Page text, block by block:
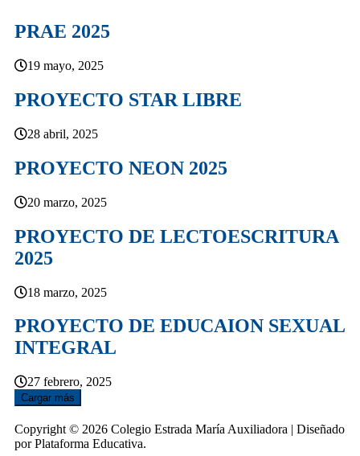
PRAE 2025
19 mayo, 2025
PROYECTO STAR LIBRE
28 abril, 2025
PROYECTO NEON 2025
20 marzo, 2025
PROYECTO DE LECTOESCRITURA
2025
18 marzo, 2025
PROYECTO DE EDUCAION SEXUAL
INTEGRAL
27 febrero, 2025
Cargar más
Copyright © 2026 Colegio Estrada María Auxiliadora | Diseñado
por Plataforma Educativa.